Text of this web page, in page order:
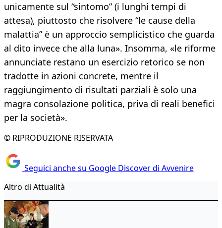
unicamente sul “sintomo” (i lunghi tempi di
attesa), piuttosto che risolvere “le cause della
malattia” è un approccio semplicistico che guarda
al dito invece che alla luna». Insomma, «le riforme
annunciate restano un esercizio retorico se non
tradotte in azioni concrete, mentre il
raggiungimento di risultati parziali è solo una
magra consolazione politica, priva di reali benefici
per la società».
© RIPRODUZIONE RISERVATA
Seguici anche su Google Discover di Avvenire
Altro di Attualità